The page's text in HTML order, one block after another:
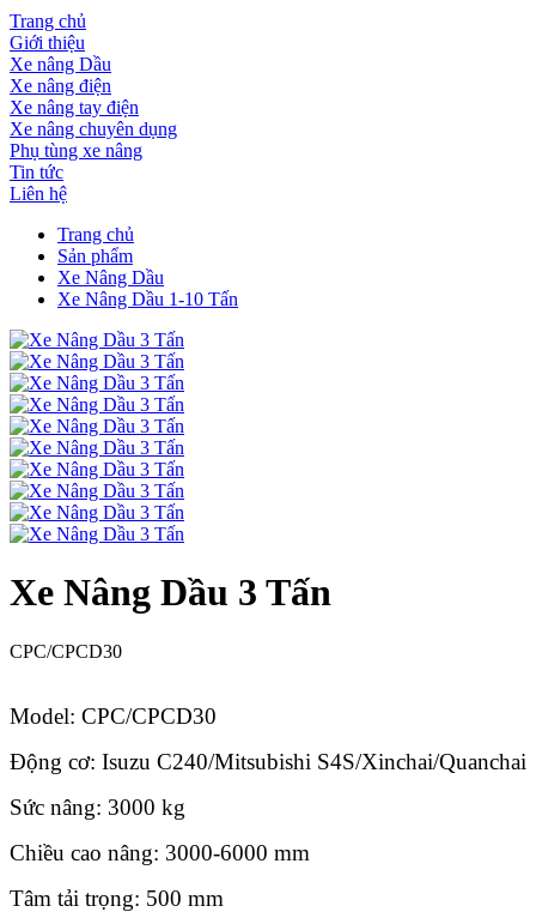
Trang chủ
Giới thiệu
Xe nâng Dầu
Xe nâng điện
Xe nâng tay điện
Xe nâng chuyên dụng
Phụ tùng xe nâng
Tin tức
Liên hệ
Trang chủ
Sản phẩm
Xe Nâng Dầu
Xe Nâng Dầu 1-10 Tấn
Xe Nâng Dầu 3 Tấn
CPC/CPCD30
Model: CPC/CPCD30
Động cơ: Isuzu C240/Mitsubishi S4S/Xinchai/Quanchai
Sức nâng: 3000 kg
Chiều cao nâng: 3000-6000 mm
Tâm tải trọng: 500 mm